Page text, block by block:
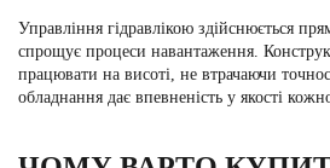
Управління гідравлікою здійснюється
спрощує процеси навантаження.
працювати на висоті, не втрачаючи
обладнання дає впевненість у якості